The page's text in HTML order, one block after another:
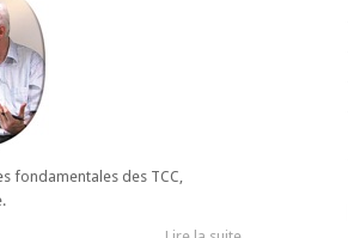
fondamentales des TCC,